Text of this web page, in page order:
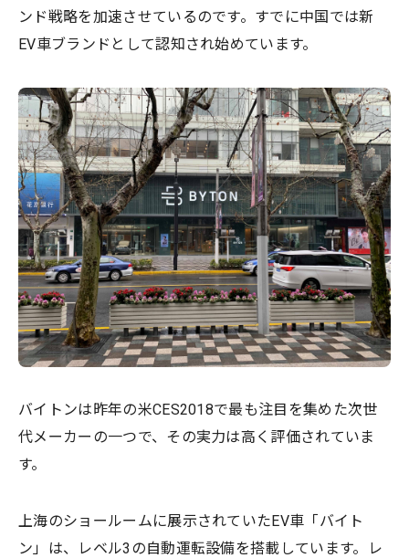
ンド戦略を加速させているのです。すでに中国では新
EV車ブランドとして認知され始めています。
バイトンは昨年の米CES2018で最も注目を集めた次世
代メーカーの一つで、その実力は高く評価されていま
す。
上海のショールームに展示されていたEV車「バイト
ン」は、レベル3の自動運転設備を搭載しています。レ